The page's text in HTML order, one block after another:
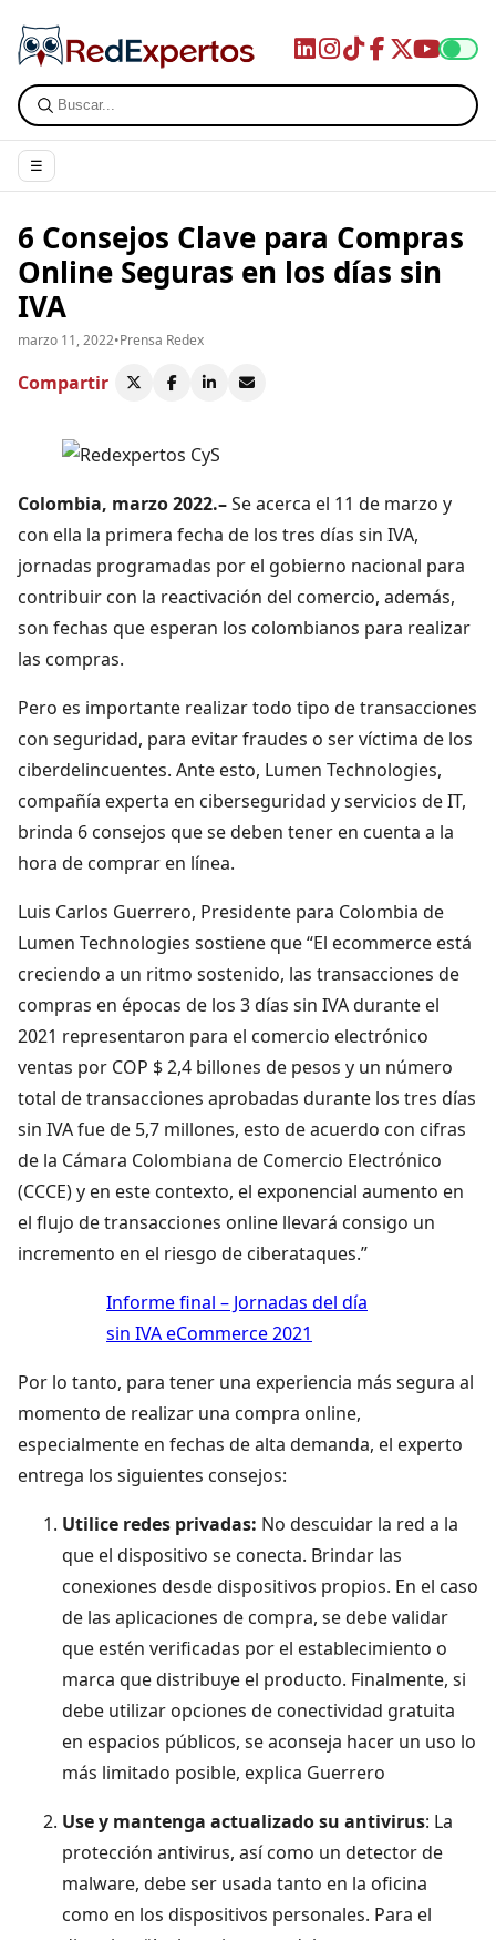
☰
6 Consejos Clave para Compras
Online Seguras en los días sin
IVA
marzo 11, 2022•Prensa Redex
Compartir
Colombia, marzo 2022.–Se acerca el 11 de marzo y
con ella la primera fecha de los tres días sin IVA,
jornadas programadas por el gobierno nacional para
contribuir con la reactivación del comercio, además,
son fechas que esperan los colombianos para realizar
las compras.
Pero es importante realizar todo tipo de transacciones
con seguridad, para evitar fraudes o ser víctima de los
ciberdelincuentes. Ante esto, Lumen Technologies,
compañía experta en ciberseguridad y servicios de IT,
brinda 6 consejos que se deben tener en cuenta a la
hora de comprar en línea.
Luis Carlos Guerrero, Presidente para Colombia de
Lumen Technologies sostiene que “El ecommerce está
creciendo a un ritmo sostenido, las transacciones de
compras en épocas de los 3 días sin IVA durante el
2021 representaron para el comercio electrónico
ventas por COP $ 2,4 billones de pesos y un número
total de transacciones aprobadas durante los tres días
sin IVA fue de 5,7 millones, esto de acuerdo con cifras
de la Cámara Colombiana de Comercio Electrónico
(CCCE) y en este contexto, el exponencial aumento en
el flujo de transacciones online llevará consigo un
incremento en el riesgo de ciberataques.”
Informe final – Jornadas del día
sin IVA eCommerce 2021
Por lo tanto, para tener una experiencia más segura al
momento de realizar una compra online,
especialmente en fechas de alta demanda, el experto
entrega los siguientes consejos:
Utilice redes privadas: No descuidar la red a la
que el dispositivo se conecta. Brindar las
conexiones desde dispositivos propios. En el caso
de las aplicaciones de compra, se debe validar
que estén verificadas por el establecimiento o
marca que distribuye el producto. Finalmente, si
debe utilizar opciones de conectividad gratuita
en espacios públicos, se aconseja hacer un uso lo
más limitado posible, explica Guerrero
Use y mantenga actualizado su antivirus: La
protección antivirus, así como un detector de
malware, debe ser usada tanto en la oficina
como en los dispositivos personales. Para el